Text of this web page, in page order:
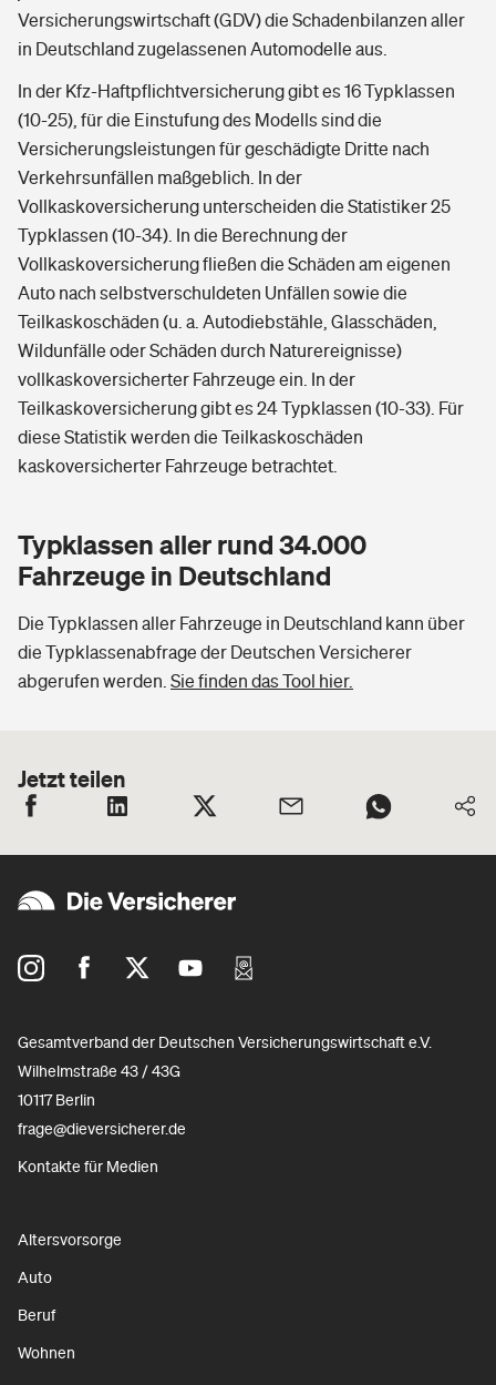
Versicherungswirtschaft (GDV) die Schadenbilanzen aller
in Deutschland zugelassenen Automodelle aus.
In der Kfz-Haftpflichtversicherung gibt es 16 Typklassen
(10-25), für die Einstufung des Modells sind die
Versicherungsleistungen für geschädigte Dritte nach
Verkehrsunfällen maßgeblich. In der
Vollkaskoversicherung unterscheiden die Statistiker 25
Typklassen (10-34). In die Berechnung der
Vollkaskoversicherung fließen die Schäden am eigenen
Auto nach selbstverschuldeten Unfällen sowie die
Teilkaskoschäden (u. a. Autodiebstähle, Glasschäden,
Wildunfälle oder Schäden durch Naturereignisse)
vollkaskoversicherter Fahrzeuge ein. In der
Teilkaskoversicherung gibt es 24 Typklassen (10-33). Für
diese Statistik werden die Teilkaskoschäden
kaskoversicherter Fahrzeuge betrachtet.
Typklassen aller rund 34.000
Fahrzeuge in Deutschland
Die Typklassen aller Fahrzeuge in Deutschland kann über
die Typklassenabfrage der Deutschen Versicherer
abgerufen werden. Sie finden das Tool hier.
Jetzt teilen
Gesamtverband der Deutschen Versicherungswirtschaft e.V.
Wilhelmstraße 43 / 43G
10117 Berlin
frage@dieversicherer.de
Kontakte für Medien
Altersvorsorge
Auto
Beruf
Wohnen